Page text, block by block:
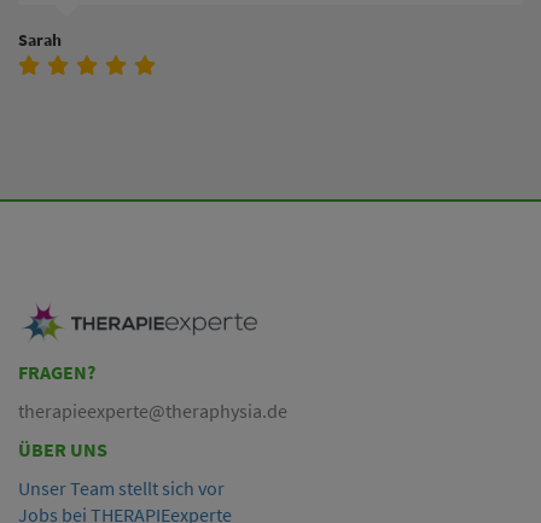
Sarah
FRAGEN?
therapieexperte@theraphysia.de
ÜBER UNS
Unser Team stellt sich vor
Jobs bei THERAPIEexperte